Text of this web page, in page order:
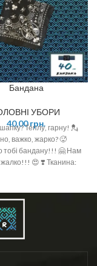
Бандана
УБОРИ
40,00грн.
Теплу, гарну! 💂
важко, жарко? 🥵
тобі бандану!!! 🤗 Нам
жалко!!! 😍 ❣️ Тканина: